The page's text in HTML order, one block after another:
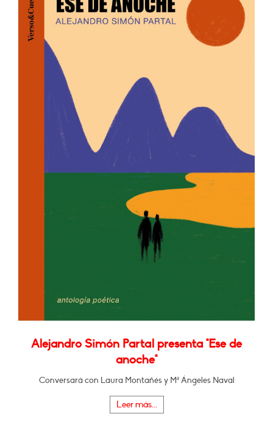
Alejandro Simón Partal presenta "Ese de
anoche"
Conversará con Laura Montañés y Mª Ángeles Naval
Leer más...